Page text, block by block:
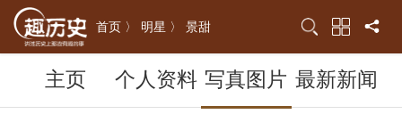
首页 〉 明星 〉 景甜
主页 个人资料 写真图片 最新新闻